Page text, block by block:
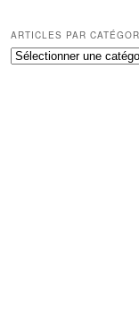
ARTICLES PAR
Articles